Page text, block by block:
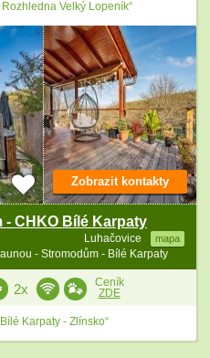
Velký Lopeník“
CHKO Bílé Karpaty
Luhačovice mapa
- Stromodům - Bílé Karpaty
Zobrazit kontakty
2x
Ceník
ZDE
Karpaty - Zlínsko“